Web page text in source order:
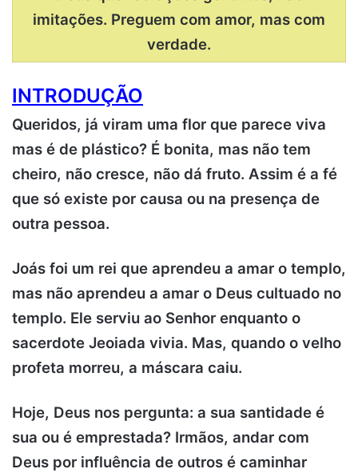
imitações. Preguem com amor, mas com
verdade.
INTRODUÇÃO
Queridos, já viram uma flor que parece viva
mas é de plástico? É bonita, mas não tem
cheiro, não cresce, não dá fruto. Assim é a fé
que só existe por causa ou na presença de
outra pessoa.
Joás foi um rei que aprendeu a amar o templo,
mas não aprendeu a amar o Deus cultuado no
templo. Ele serviu ao Senhor enquanto o
sacerdote Jeoiada vivia. Mas, quando o velho
profeta morreu, a máscara caiu.
Hoje, Deus nos pergunta: a sua santidade é
sua ou é emprestada? Irmãos, andar com
Deus por influência de outros é caminhar